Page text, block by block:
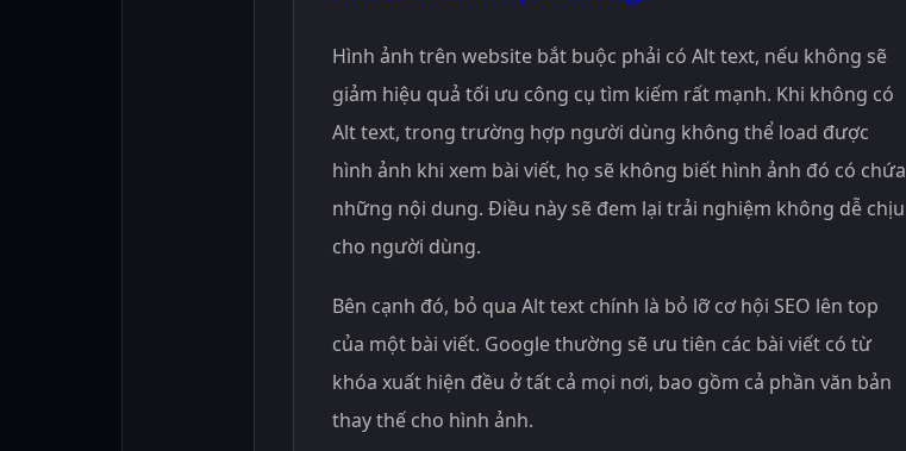
Hình ảnh trên website bắt buộc phải có Alt text, nếu không sẽ
giảm hiệu quả tối ưu công cụ tìm kiếm rất mạnh. Khi không có
Alt text, trong trường hợp người dùng không thể load được
hình ảnh khi xem bài viết, họ sẽ không biết hình ảnh đó có chứa
những nội dung. Điều này sẽ đem lại trải nghiệm không dễ chịu
cho người dùng.
Bên cạnh đó, bỏ qua Alt text chính là bỏ lỡ cơ hội SEO lên top
của một bài viết. Google thường sẽ ưu tiên các bài viết có từ
khóa xuất hiện đều ở tất cả mọi nơi, bao gồm cả phần văn bản
thay thế cho hình ảnh.